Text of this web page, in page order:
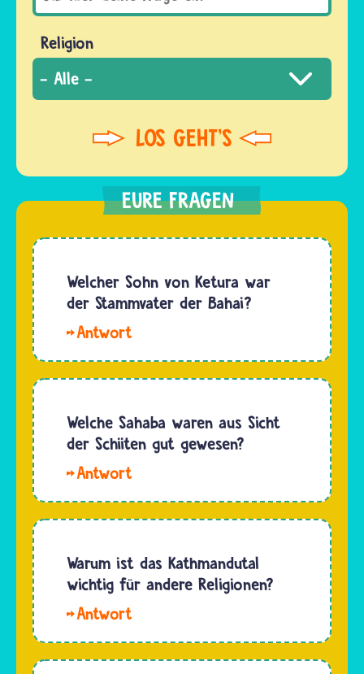
Religion
Welcher Sohn von Ketura war
der Stammvater der Bahai?
Einen
der
Bahai,
Menschen,
die an
Baha'ullah
und zur
Bahai-
Gemeinde
gibt…
Welche Sahaba waren aus Sicht
der Schiiten gut gewesen?
Es steht
niedergeschrieben,
welche
Sahaba
die
Schiitinnen
und
Warum ist das Kathmandutal
wichtig für andere Religionen?
Im Kathmandutal